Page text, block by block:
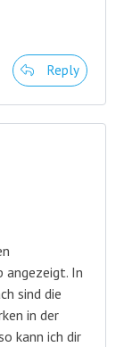
Reply
angezeigt. In
sind die
in der
kann ich dir